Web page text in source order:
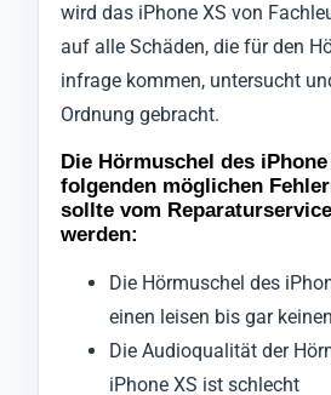
wird das iPhone XS von
auf alle Schäden, die für den
infrage kommen, untersucht
Ordnung gebracht.
Die Hörmuschel des
folgenden möglichen
sollte vom
werden:
Die Hörmuschel des
einen leisen bis gar
Die Audioqualität der
iPhone XS ist schlecht